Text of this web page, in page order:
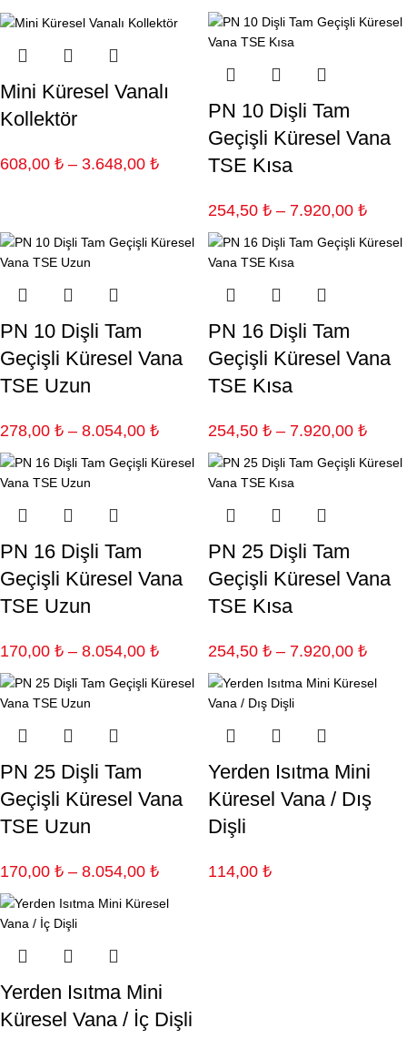
Mini Küresel Vanalı
Kollektör
608,00 ₺ – 3.648,00 ₺
PN 10 Dişli Tam
Geçişli Küresel Vana
TSE Kısa
254,50 ₺ – 7.920,00 ₺
PN 10 Dişli Tam
Geçişli Küresel Vana
TSE Uzun
278,00 ₺ – 8.054,00 ₺
PN 16 Dişli Tam
Geçişli Küresel Vana
TSE Kısa
254,50 ₺ – 7.920,00 ₺
PN 16 Dişli Tam
Geçişli Küresel Vana
TSE Uzun
170,00 ₺ – 8.054,00 ₺
PN 25 Dişli Tam
Geçişli Küresel Vana
TSE Kısa
254,50 ₺ – 7.920,00 ₺
PN 25 Dişli Tam
Geçişli Küresel Vana
TSE Uzun
170,00 ₺ – 8.054,00 ₺
Yerden Isıtma Mini
Küresel Vana / Dış
Dişli
114,00 ₺
Yerden Isıtma Mini
Küresel Vana / İç Dişli